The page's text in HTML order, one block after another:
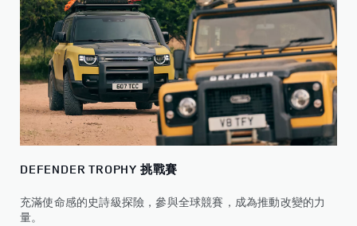
DEFENDER TROPHY 挑戰賽
充滿使命感的史詩級探險，參與全球競賽，成為推動改變的力
量。